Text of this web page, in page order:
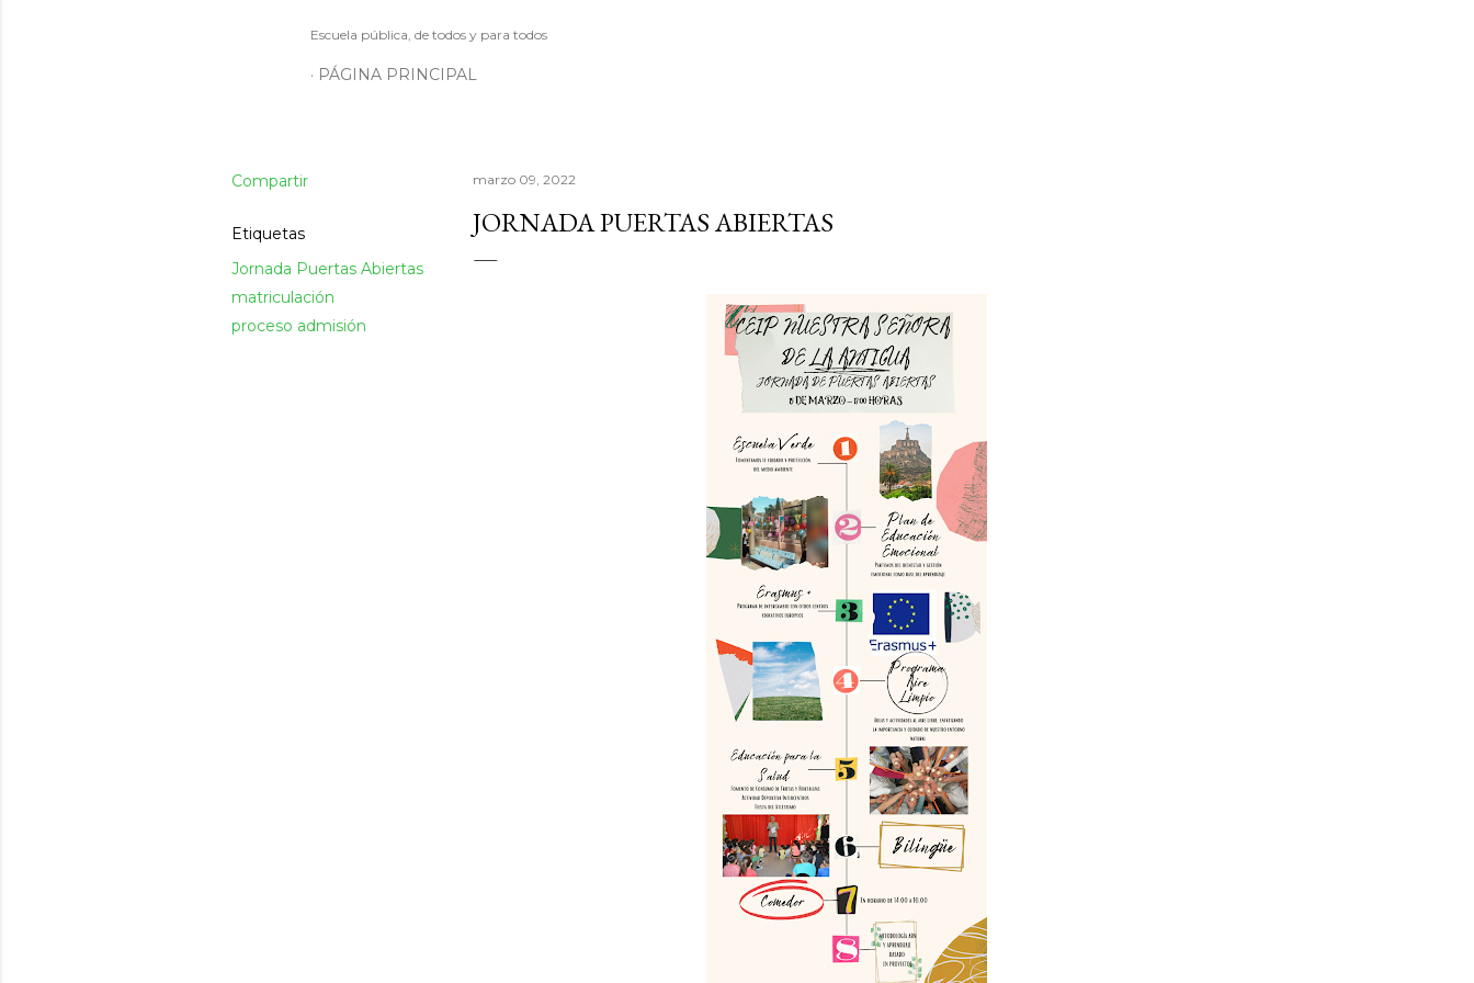
Escuela pública, de todos y para todos
PÁGINA PRINCIPAL
Compartir
Etiquetas
Jornada Puertas Abiertas
matriculación
proceso admisión
marzo 09, 2022
JORNADA PUERTAS ABIERTAS